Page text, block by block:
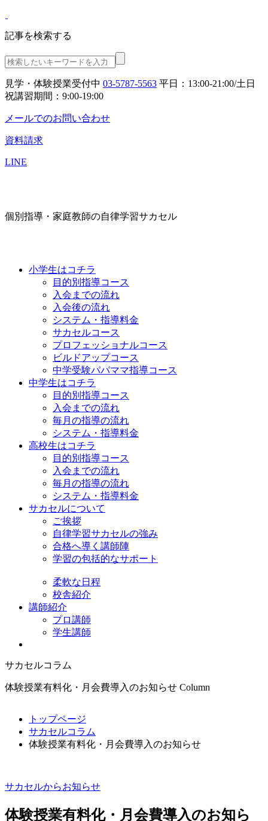
記事を検索する
見学・体験授業受付中 03-5787-5563 平日：13:00-21:00/土日
祝講習期間：9:00-19:00
メールでのお問い合わせ
資料請求
LINE
個別指導・家庭教師の自律学習サカセル
小学生はコチラ
目的別指導コース
入会までの流れ
入会後の流れ
システム・指導料金
サカセルコース
プロフェッショナルコース
ビルドアップコース
中学受験パパママ指導コース
中学生はコチラ
目的別指導コース
入会までの流れ
毎月の指導の流れ
システム・指導料金
高校生はコチラ
目的別指導コース
入会までの流れ
毎月の指導の流れ
システム・指導料金
サカセルについて
ご挨拶
自律学習サカセルの強み
合格へ導く講師陣
学習の包括的なサポート
柔軟な日程
校舎紹介
講師紹介
プロ講師
学生講師
サカセルコラム
体験授業有料化・月会費導入のお知らせ Column
トップページ
サカセルコラム
体験授業有料化・月会費導入のお知らせ
サカセルからお知らせ
体験授業有料化・月会費導入のお知ら